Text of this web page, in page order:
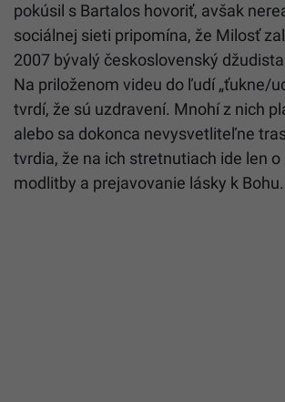
pokúsil s Bartalos hovoriť, avšak
sociálnej sieti pripomína, že Milosť
2007 bývalý československý
Na priloženom videu do ľudí „ťukne/
tvrdí, že sú uzdravení. Mnohí z nich
alebo sa dokonca nevysvetliteľne
tvrdia, že na ich stretnutiach ide len o
modlitby a prejavovanie lásky k Bohu.